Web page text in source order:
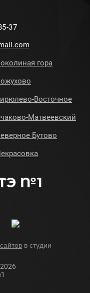
гора
Восточное
Матвеевский
Бутово
37
№1
в студии